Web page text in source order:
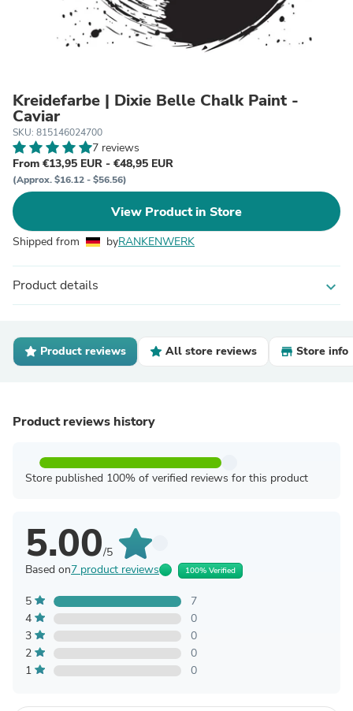
Kreidefarbe | Dixie Belle Chalk Paint -
Caviar
SKU: 815146024700
7 reviews
From €13,95 EUR - €48,95 EUR
(Approx. $16.12 - $56.56)
View Product in Store
Shipped from byRANKENWERK
Product details expand_more
Product reviews All store reviews Store info
Product reviews history
Store published 100% of verified reviews for this product
5.00/5
Based on7 product reviews 100% Verified
5
7
4
0
3
0
2
0
1
0